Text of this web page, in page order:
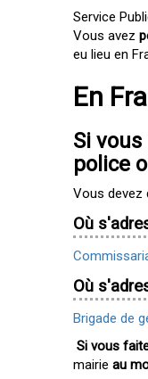
Service
Vous avez
eu lieu en
En
Si
police
Vous devez
Où
Où
Brigade de
Si vous
mairieau